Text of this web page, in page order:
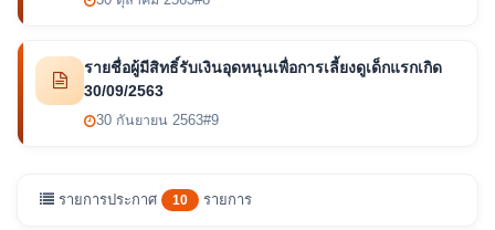
รายชื่อผู้มีสิทธิ์รับเงินอุดหนุนเพื่อการเลี้ยงดูเด็กแรกเกิด
30/09/2563
30 กันยายน 2563#9
รายการประกาศ 10 รายการ